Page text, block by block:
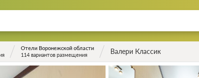
Отели Воронежской области
114 вариантов размещения
Валери Классик